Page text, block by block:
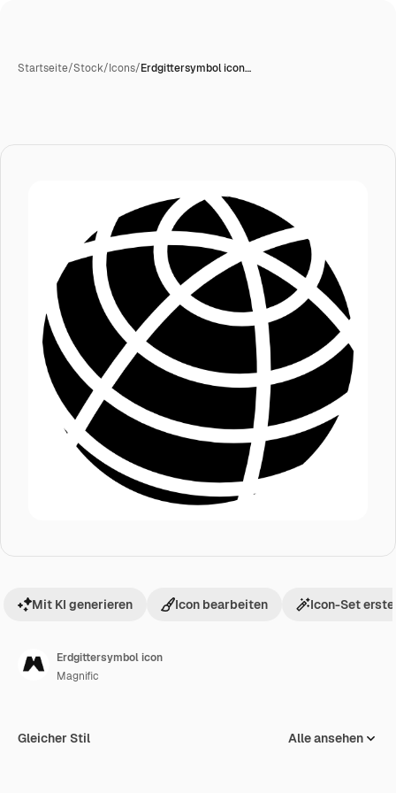
Startseite/Stock/Icons/Erdgittersymbol icon…
Mit KI generieren Icon bearbeiten Icon-Set
Erdgittersymbol icon
Magnific
Gleicher Stil Alle ansehen